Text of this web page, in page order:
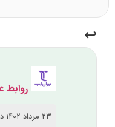
روابط
۲۳ مرداد ۱۴۰۲ در ۴:۲۲ ب٫ظ